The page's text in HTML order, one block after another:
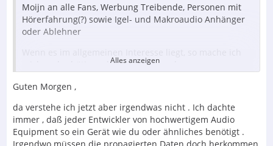
Moijn an alle Fans, Werbung Treibende, Personen mit
Hörerfahrung(?) sowie Igel- und Makroaudio Anhänger
oder Ablehner
mich mal erbötig mal eine Messung der
Dazu würde gehören:
1. THD+Noise bei 4 und 8 Ohm und verschiedenen
Leistungen
2. FFT bei verschiedenen Widerständen und Leistungen
Alles anzeigen
Guten Morgen ,
da verstehe ich jetzt aber irgendwas nicht . Ich dachte
immer , daß jeder Entwickler von hochwertigem Audio
Equipment so ein Gerät wie du oder ähnliches benötigt .
Irgendwo müssen die propagierten Daten doch herkommen